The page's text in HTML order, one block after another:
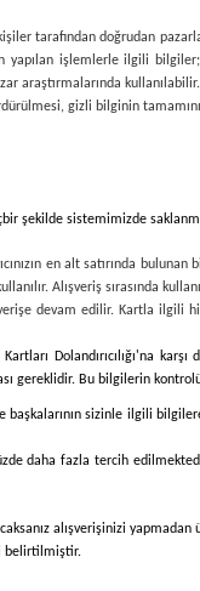
tarafından doğrudan
yapılan işlemlerle ilgili bilgiler;
araştırmalarında kullanılabilir.
gizli bilginin
şekilde sistemimizde
en alt satırında
Alışveriş sırasında
devam edilir. Kartla ilgili
Dolandırıcılığı'na
gereklidir. Bu bilgilerin
sizinle ilgili
daha fazla tercih
alışverişinizi
belirtilmiştir.